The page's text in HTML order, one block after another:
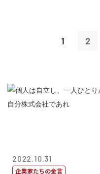
1 2
2022.10.31
企業家たちの金言